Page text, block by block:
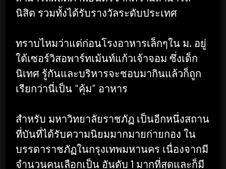
นิสิต รวมทั้งได้รับรางวัลระดับประเทศ
ทราบไหมว่าแต่ก่อนโรงอาหารเล็กๆใน ม. อยู่
ใต้เซอร์วิสอพาร์ทเม้นท์แก้วเจ้าจอม ซึ่งเด็ก
นิเทศ รู้กันและบริหารจะชอบมากินแล้วก็ถูก
เรียกว่านี่เป็น “คุ้ม” อาหาร
สำหรับ มหาวิทยาลัยราชภัฏ เป็นอีกหนึ่งสถาน
ที่บันที่ได้รับความนิยมมากมายก่ายกอง ใน
บรรดาราชภัฏในกรุงเทพมหานคร เนื่องจากมี
จำนวนคนเลือกเป็น อันดับ 1 มากที่สุดและก็มี